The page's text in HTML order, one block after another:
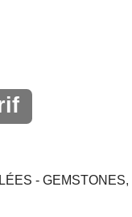
- GEMSTONES,